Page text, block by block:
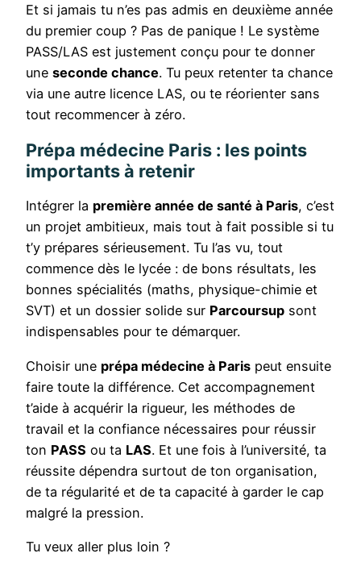
Et si jamais tu n’es pas admis en deuxième année
du premier coup ? Pas de panique ! Le système
PASS/LAS est justement conçu pour te donner
une seconde chance. Tu peux retenter ta chance
via une autre licence LAS, ou te réorienter sans
tout recommencer à zéro.
Prépa médecine Paris : les points
importants à retenir
Intégrer la première année de santé à Paris, c’est
un projet ambitieux, mais tout à fait possible si tu
t’y prépares sérieusement. Tu l’as vu, tout
commence dès le lycée : de bons résultats, les
bonnes spécialités (maths, physique-chimie et
SVT) et un dossier solide sur Parcoursup sont
indispensables pour te démarquer.
Choisir une prépa médecine à Paris peut ensuite
faire toute la différence. Cet accompagnement
t’aide à acquérir la rigueur, les méthodes de
travail et la confiance nécessaires pour réussir
ton PASS ou ta LAS. Et une fois à l’université, ta
réussite dépendra surtout de ton organisation,
de ta régularité et de ta capacité à garder le cap
malgré la pression.
Tu veux aller plus loin ?